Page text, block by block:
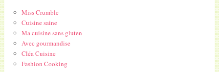
Miss Crumble
Cuisine saine
Ma cuisine sans gluten
Avec gourmandise
Cléa Cuisine
Fashion Cooking